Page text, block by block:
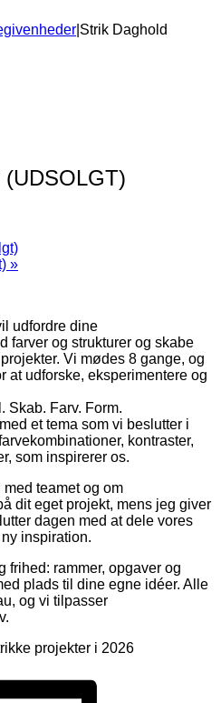
Strik Daghold
»
udfordre dine
farver og strukturer og skabe
Vi mødes 8 gange, og
at udforske, eksperimentere og
Skab. Farv. Form.
et tema som vi beslutter i
kontraster,
som inspirerer os.
teamet og om
dit eget projekt, mens jeg giver
dagen med at dele vores
inspiration.
frihed: rammer, opgaver og
plads til dine egne idéer. Alle
og vi tilpasser
projekter i 2026